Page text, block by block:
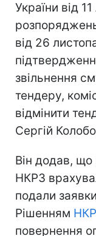
України від
від 26
звільнення
тендеру,
відмінити
Сергій
Він додав, що
НКРЗ
подали
Рішенням
повернення